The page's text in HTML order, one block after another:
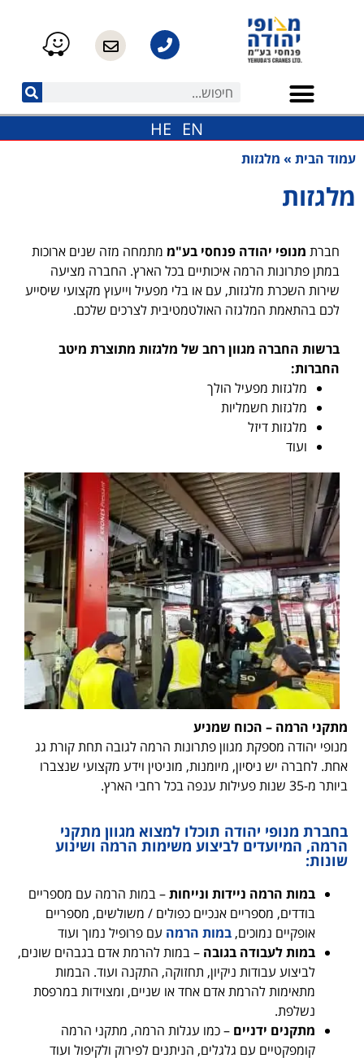
EN
HE
עמוד הבית » מלגזות
מלגזות
חברת מנופי יהודה פנחסי בע"מ מתמחה מזה שנים ארוכות
במתן פתרונות הרמה איכותיים בכל הארץ. החברה מציעה
שירות השכרת מלגזות, עם או בלי מפעיל וייעוץ מקצועי שיסייע
לכם בהתאמת המלגזה האולטמטיבית לצרכים שלכם.
ברשות החברה מגוון רחב של מלגזות מתוצרת מיטב
החברות:
מלגזות מפעיל הולך
מלגזות חשמליות
מלגזות דיזל
ועוד
מתקני הרמה – הכוח שמניע
מנופי יהודה מספקת מגוון פתרונות הרמה לגובה תחת קורת גג
אחת. לחברה יש ניסיון, מיומנות, מוניטין וידע מקצועי שנצברו
ביותר מ-35 שנות פעילות ענפה בכל רחבי הארץ.
בחברת מנופי יהודה תוכלו למצוא מגוון מתקני
הרמה, המיועדים לביצוע משימות הרמה ושינוע
שונות:
במות הרמה ניידות ונייחות– במות הרמה עם מספריים
בודדים, מספריים אנכיים כפולים / משולשים, מספריים
אופקיים נמוכים, במות הרמה עם פרופיל נמוך ועוד
במות לעבודה בגובה – במות להרמת אדם בגבהים שונים,
לביצוע עבודות ניקיון, תחזוקה, התקנה ועוד. הבמות
מתאימות להרמת אדם אחד או שניים, ומצוידות במרפסת
נשלפת.
מתקנים ידניים – כמו עגלות הרמה, מתקני הרמה
קומפקטיים עם גלגלים, הניתנים לפירוק ולקיפול ועוד